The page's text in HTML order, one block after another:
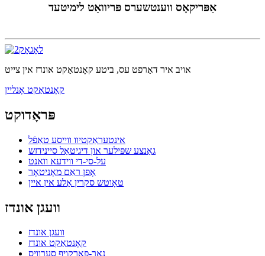
אַפּריקאָס ווענטשערס פּריוואַט לימיטעד
אויב איר דאַרפט עס, ביטע קאָנטאַקט אונדז אין צייט
קאָנטאַקט אָנליין
פּראָדוקט
אינטעראַקטיוו ווייסע טאַפֿל
גאַנצע שפּילער און דיגיטאַל סיינידזש
על-סי-די ווידעא וואנט
אָפן ראַם מאָניטאָר
טאָוטש סקרין אַלע אין איין
וועגן אונדז
וועגן אונדז
קאָנטאַקט אונדז
נאָך-פאַרקויף סערוויס